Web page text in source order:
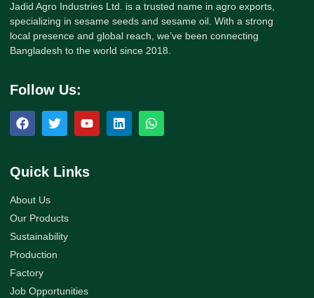
Jadid Agro Industries Ltd. is a trusted name in agro exports,
specializing in sesame seeds and sesame oil. With a strong
local presence and global reach, we’ve been connecting
Bangladesh to the world since 2018.
Follow Us:
Quick Links
About Us
Our Products
Sustainability
Production
Factory
Job Opportunities